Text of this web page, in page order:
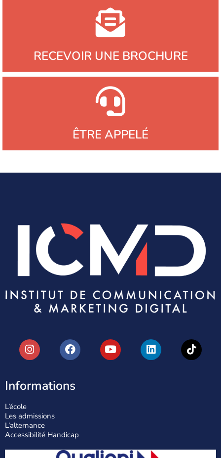
RECEVOIR UNE BROCHURE
ÊTRE APPELÉ
Informations
L’école
Les admissions
L’alternance
Accessibilité Handicap